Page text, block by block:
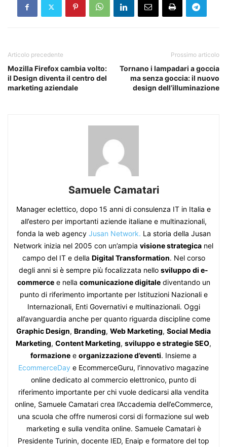
Articolo precedente
Mozilla Firefox cambia volto:
il Design diventa il centro del
marketing aziendale
Prossimo articolo
Tornano i lampadari a goccia
ma senza goccia: il nuovo
design dell’illuminazione
Samuele Camatari
Manager eclettico, dopo 15 anni di consulenza IT in Italia e
all’estero per importanti aziende italiane e multinazionali,
fonda la web agency Jusan Network. La storia della Jusan
Network inizia nel 2005 con un’ampia visione strategica nel
campo del IT e della Digital Transformation. Nel corso
degli anni si è sempre più focalizzata nello sviluppo di e-
commercee nella comunicazione digitalediventando un
punto di riferimento importante per Istituzioni Nazionali e
Internazionali, Enti Governativi e multinazionali. Oggi
all’avanguardia anche per quanto riguarda discipline come
Graphic Design, Branding, Web Marketing, Social Media
Marketing, Content Marketing, sviluppo e strategie SEO,
formazione e organizzazione d’eventi. Insieme a
EcommerceDay e EcommerceGuru, l’innovativo magazine
online dedicato al commercio elettronico, punto di
riferimento importante per chi vuole dedicarsi alla vendita
online, Samuele Camatari crea l’Accademia dell’eCommerce,
una scuola che offre numerosi corsi di formazione sul web
marketing e sulla vendita online. Samuele Camatari è
Presidente Turinin, docente IED, Enaip e formatore del top